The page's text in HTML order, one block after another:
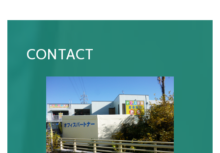
CONTACT